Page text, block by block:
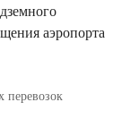
аэропорта
перевозок